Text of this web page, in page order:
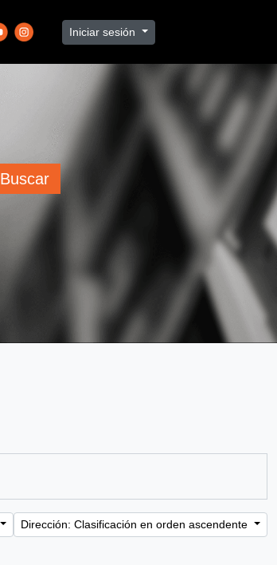
Iniciar sesión
Buscar
Dirección: Clasificación en orden ascendente